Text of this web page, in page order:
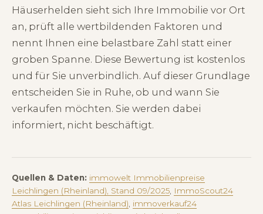
Häuserhelden sieht sich Ihre Immobilie vor Ort
an, prüft alle wertbildenden Faktoren und
nennt Ihnen eine belastbare Zahl statt einer
groben Spanne. Diese Bewertung ist kostenlos
und für Sie unverbindlich. Auf dieser Grundlage
entscheiden Sie in Ruhe, ob und wann Sie
verkaufen möchten. Sie werden dabei
informiert, nicht beschäftigt.
Quellen & Daten: immowelt Immobilienpreise
Leichlingen (Rheinland), Stand 09/2025 ImmoScout24
Atlas Leichlingen (Rheinland) immoverkauf24